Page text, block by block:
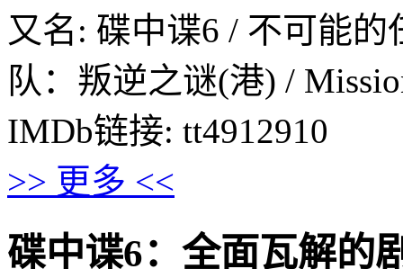
又名: 碟中谍6 / 不可能
队：叛逆之谜(港) /
IMDb链接: tt4912910
>> 更多 <<
碟中谍6：全面瓦解的剧